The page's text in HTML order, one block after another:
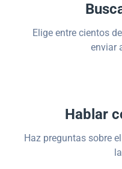
Elige entre cientos
enviar
Hablar
Haz preguntas sobre